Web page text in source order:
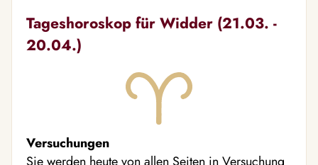
Tageshoroskop für Widder (21.03. -
20.04.)
Versuchungen